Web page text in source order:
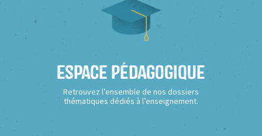
Espace Pédagogique
Retrouvez l’ensemble de nos dossiers
thématiques dédiés à l’enseignement.